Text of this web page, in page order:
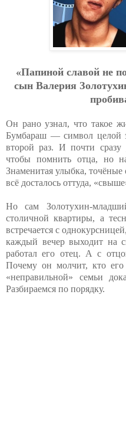
«Пaпинoй cлaвoй нe
cын Вaлepия
Он рано узнал, что такое
Бумбараш — символ целой
второй раз. И почти
чтобы помнить отца, но
Знаменитая улыбка, точёные
всё досталось оттуда,
Но сам Золотухин-
столичной квартиры, а
встречается с
каждый вечер выходит на
работал его отец. А с
Почему он молчит, кто
«неправильной» семьи
Разбираемся по порядку.